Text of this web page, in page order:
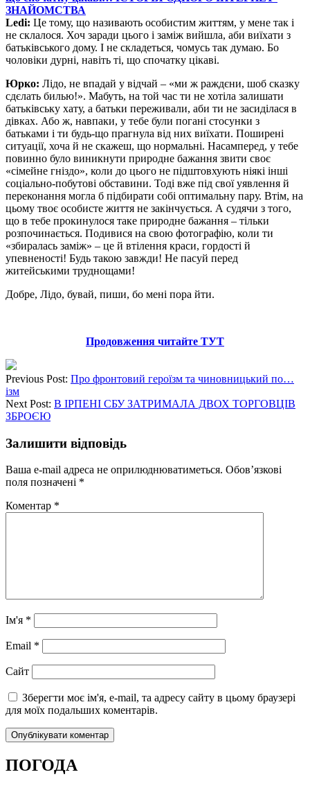
Ledi: Це тому, що називають особистим життям, у мене так і
не склалося. Хоч заради цього і заміж вийшла, аби виїхати з
батьківського дому. І не складеться, чомусь так думаю. Бо
чоловіки дурні, навіть ті, що спочатку цікаві.
Юрко: Лідо, не впадай у відчай – «ми ж раждєни, шоб сказку
сдєлать билью!». Мабуть, на той час ти не хотіла залишати
батьківську хату, а батьки переживали, аби ти не засиділася в
дівках. Або ж, навпаки, у тебе були погані стосунки з
батьками і ти будь-що прагнула від них виїхати. Поширені
ситуації, хоча й не скажеш, що нормальні. Насамперед, у тебе
повинно було виникнути природне бажання звити своє
«сімейне гніздо», коли до цього не підштовхують ніякі інші
соціально-побутові обставини. Тоді вже під свої уявлення й
переконання могла б підбирати собі оптимальну пару. Втім, на
цьому твоє особисте життя не закінчується. А судячи з того,
що в тебе прокинулося таке природне бажання – тільки
розпочинається. Подивися на свою фотографію, коли ти
«збиралась заміж» – це й втілення краси, гордості й
упевненості! Будь такою завжди! Не пасуй перед
житейськими труднощами!
Добре, Лідо, бувай, пиши, бо мені пора йти.
Продовження читайте ТУТ
Previous Post: Про фронтовий героїзм та чиновницький по…
ізм
Next Post: В ІРПЕНІ СБУ ЗАТРИМАЛА ДВОХ ТОРГОВЦІВ
ЗБРОЄЮ
Залишити відповідь
Ваша e-mail адреса не оприлюднюватиметься. Обов’язкові
поля позначені *
Коментар *
Ім'я *
Email *
Сайт
Зберегти моє ім'я, e-mail, та адресу сайту в цьому браузері
для моїх подальших коментарів.
ПОГОДА